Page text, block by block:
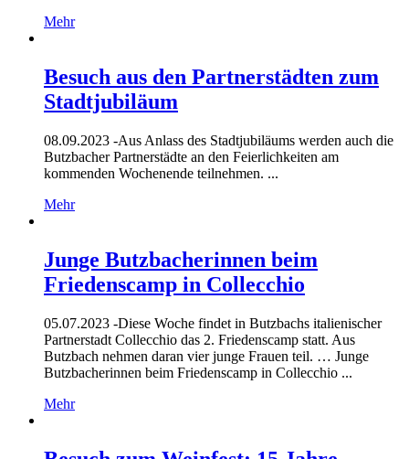
Mehr
Besuch aus den Partnerstädten zum
Stadtjubiläum
08.09.2023 -Aus Anlass des Stadtjubiläums werden auch die
Butzbacher Partnerstädte an den Feierlichkeiten am
kommenden Wochenende teilnehmen. ...
Mehr
Junge Butzbacherinnen beim
Friedenscamp in Collecchio
05.07.2023 -Diese Woche findet in Butzbachs italienischer
Partnerstadt Collecchio das 2. Friedenscamp statt. Aus
Butzbach nehmen daran vier junge Frauen teil. … Junge
Butzbacherinnen beim Friedenscamp in Collecchio ...
Mehr